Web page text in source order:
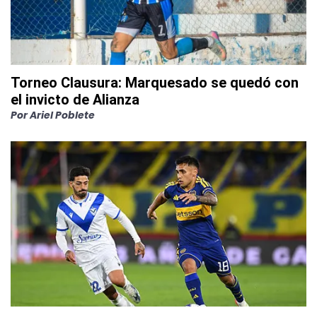
Torneo Clausura: Marquesado se quedó con
el invicto de Alianza
PorAriel Poblete